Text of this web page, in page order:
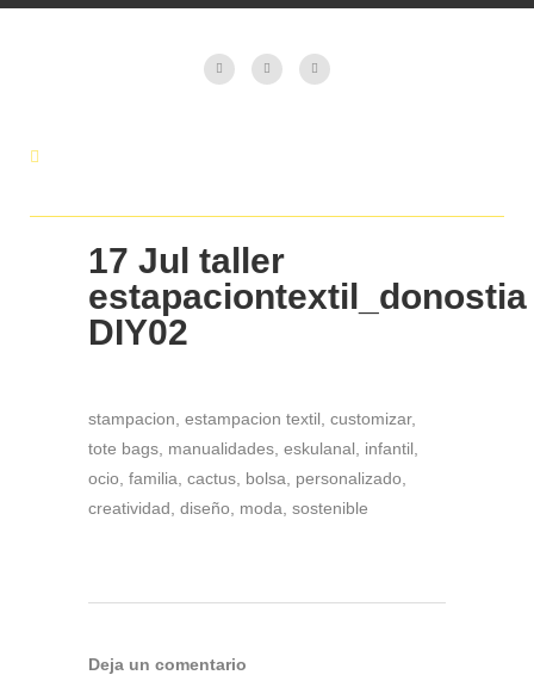
17 Jul taller
estapaciontextil_donostia
DIY02
stampacion, estampacion textil, customizar,
tote bags, manualidades, eskulanal, infantil,
ocio, familia, cactus, bolsa, personalizado,
creatividad, diseño, moda, sostenible
Deja un comentario